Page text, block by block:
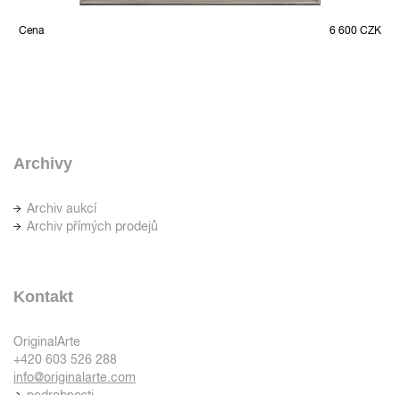
Cena 6 600 CZK
Archivy
Archiv aukcí
Archiv přímých prodejů
Kontakt
OriginalArte
+420 603 526 288
info@originalarte.com